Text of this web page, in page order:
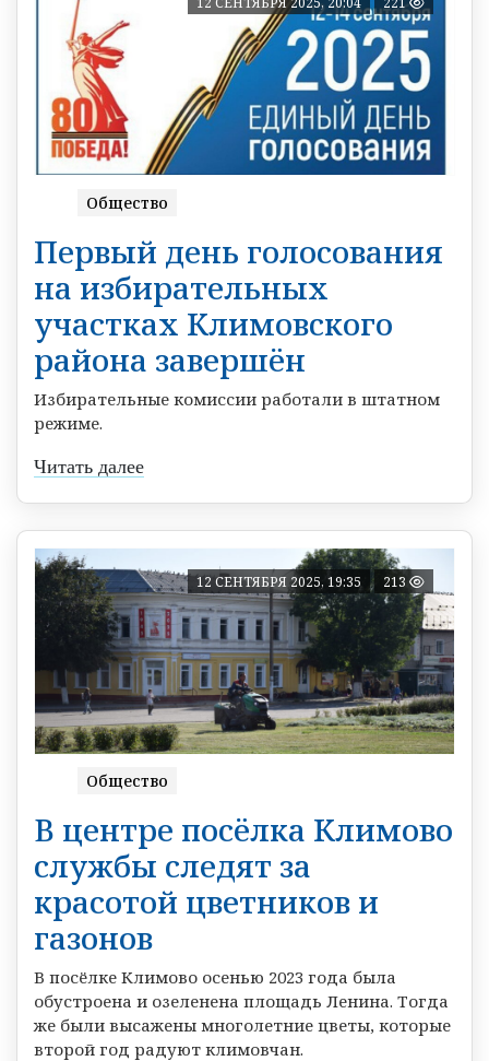
Общество
Первый день голосования
на избирательных
участках Климовского
района завершён
Избирательные комиссии работали в штатном
режиме.
Читать далее
12 СЕНТЯБРЯ 2025, 19:35 213
Общество
В центре посёлка Климово
службы следят за
красотой цветников и
газонов
В посёлке Климово осенью 2023 года была
обустроена и озеленена площадь Ленина. Тогда
же были высажены многолетние цветы, которые
второй год радуют климовчан.